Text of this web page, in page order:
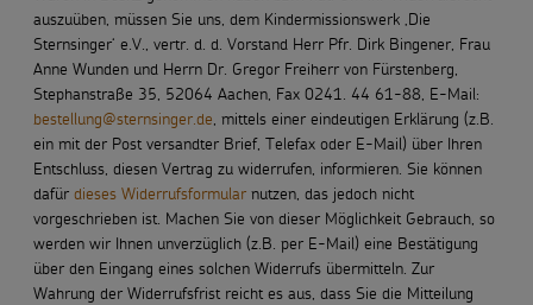
auszuüben, müssen Sie uns, dem Kindermissionswerk ‚Die
Sternsinger‘ e.V., vertr. d. d. Vorstand Herr Pfr. Dirk Bingener, Frau
Anne Wunden und Herrn Dr. Gregor Freiherr von Fürstenberg,
Stephanstraße 35, 52064 Aachen, Fax 0241. 44 61-88, E-Mail:
bestellung@sternsinger.de, mittels einer eindeutigen Erklärung (z.B.
ein mit der Post versandter Brief, Telefax oder E-Mail) über Ihren
Entschluss, diesen Vertrag zu widerrufen, informieren. Sie können
dafür dieses Widerrufsformular nutzen, das jedoch nicht
vorgeschrieben ist. Machen Sie von dieser Möglichkeit Gebrauch, so
werden wir Ihnen unverzüglich (z.B. per E-Mail) eine Bestätigung
über den Eingang eines solchen Widerrufs übermitteln. Zur
Wahrung der Widerrufsfrist reicht es aus, dass Sie die Mitteilung